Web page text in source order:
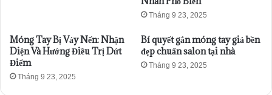
Tháng 9 23, 2025
Móng Tay Bị Vảy Nến: Nhận
Diện Và Hướng Điều Trị Dứt
Điểm
Tháng 9 23, 2025
Bí quyết gắn móng tay giả bền
đẹp chuẩn salon tại nhà
Tháng 9 23, 2025